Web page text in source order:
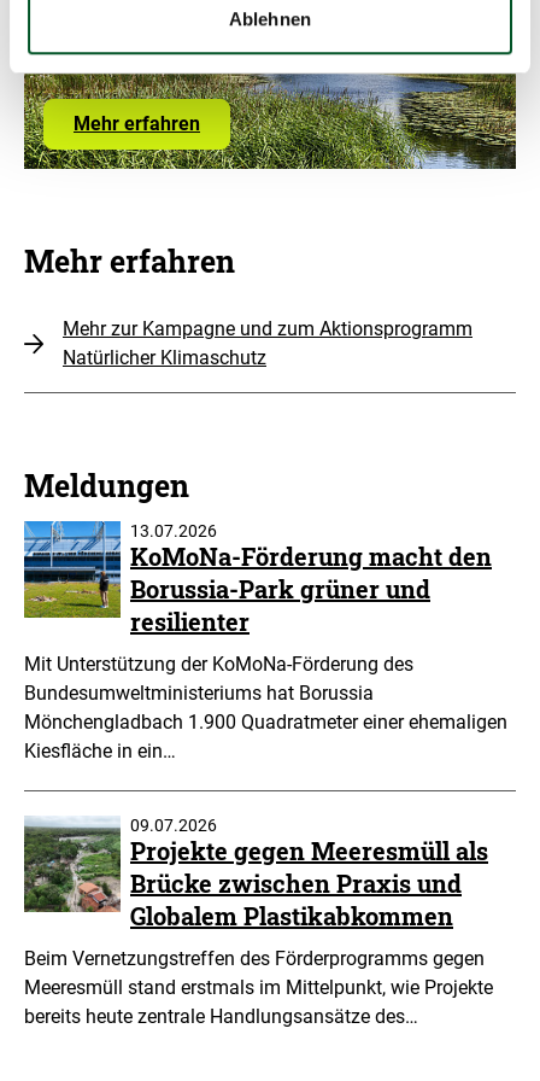
Ablehnen
Mehr erfahrenLink
ZUG-
Mehr erfahren
Mehr zur Kampagne und zum Aktionsprogramm
Natürlicher Klimaschutz
Meldungen
13.07.2026
KoMoNa-Förderung macht den
Borussia-Park grüner und
resilienter
Mit Unterstützung der KoMoNa-Förderung des
Bundesumweltministeriums hat Borussia
Mönchengladbach 1.900 Quadratmeter einer ehemaligen
Kiesfläche in ein…
09.07.2026
Projekte gegen Meeresmüll als
Brücke zwischen Praxis und
Globalem Plastikabkommen
Beim Vernetzungstreffen des Förderprogramms gegen
Meeresmüll stand erstmals im Mittelpunkt, wie Projekte
bereits heute zentrale Handlungsansätze des…